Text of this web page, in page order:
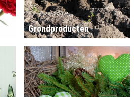
Grondproducten